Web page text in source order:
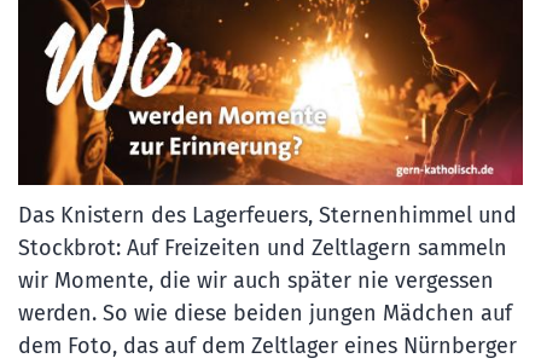
Das Knistern des Lagerfeuers, Sternenhimmel und
Stockbrot: Auf Freizeiten und Zeltlagern sammeln
wir Momente, die wir auch später nie vergessen
werden. So wie diese beiden jungen Mädchen auf
dem Foto, das auf dem Zeltlager eines Nürnberger